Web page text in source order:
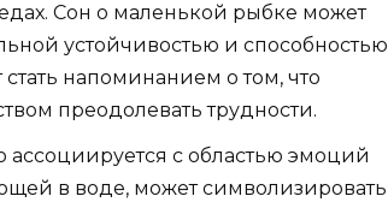
Сон о маленькой рыбке может
устойчивостью и способностью
напоминанием о том, что
преодолевать трудности.
ассоциируется с областью эмоций
в воде, может символизировать